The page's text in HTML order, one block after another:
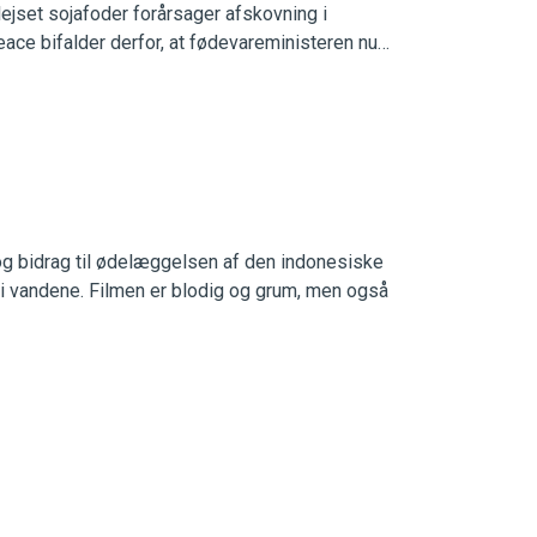
sojafoder forårsager afskovning i
bifalder derfor, at fødevareministeren nu
bidrag til ødelæggelsen af den indonesiske
Filmen er blodig og grum, men også